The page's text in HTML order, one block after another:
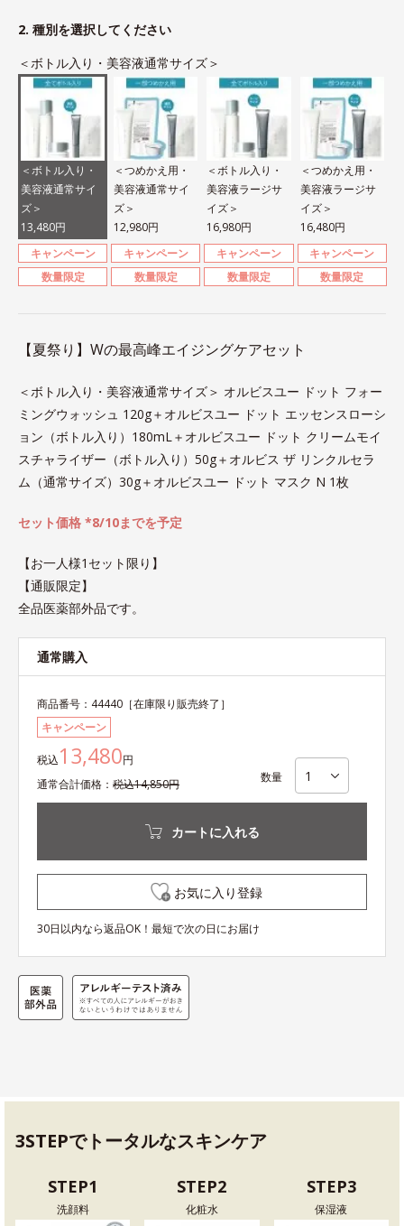
2. 種別を選択してください
＜ボトル入り・美容液通常サイズ＞
＜ボトル入り・
美容液通常サイ
ズ＞
13,480円
キャンペーン
数量限定
＜つめかえ用・
美容液通常サイ
ズ＞
12,980円
キャンペーン
数量限定
＜ボトル入り・
美容液ラージサ
イズ＞
16,980円
キャンペーン
数量限定
＜つめかえ用・
美容液ラージサ
イズ＞
16,480円
キャンペーン
数量限定
【夏祭り】Wの最高峰エイジングケアセット
＜ボトル入り・美容液通常サイズ＞ オルビスユー ドット フォー
ミングウォッシュ 120g＋オルビスユー ドット エッセンスローシ
ョン（ボトル入り）180mL＋オルビスユー ドット クリームモイ
スチャライザー（ボトル入り）50g＋オルビス ザ リンクルセラ
ム（通常サイズ）30g＋オルビスユー ドット マスク N 1枚
セット価格 *8/10までを予定
【お一人様1セット限り】
【通販限定】
全品医薬部外品です。
通常購入
商品番号： 44440 ［在庫限り販売終了］
キャンペーン
税込13,480円
通常合計価格： 税込14,850円 数量
カートに入れる
お気に入り登録
30日以内なら返品OK！最短で次の日にお届け
3STEPでトータルなスキンケア
STEP1
洗顔料
STEP2
化粧水
STEP3
保湿液